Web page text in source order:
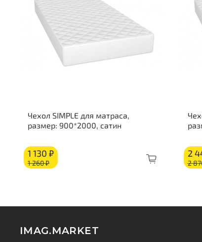
Чехол SIMPLE для матраса,
размер: 900*2000, сатин
1 130 ₽
1 260 ₽
2
2
IMAG.MARKET